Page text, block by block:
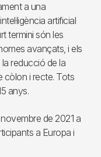
a una
artificial
termini són les
avançats, i els
reducció de la
còlon i recte. Tots
anys.
de 2021 a
a Europa i